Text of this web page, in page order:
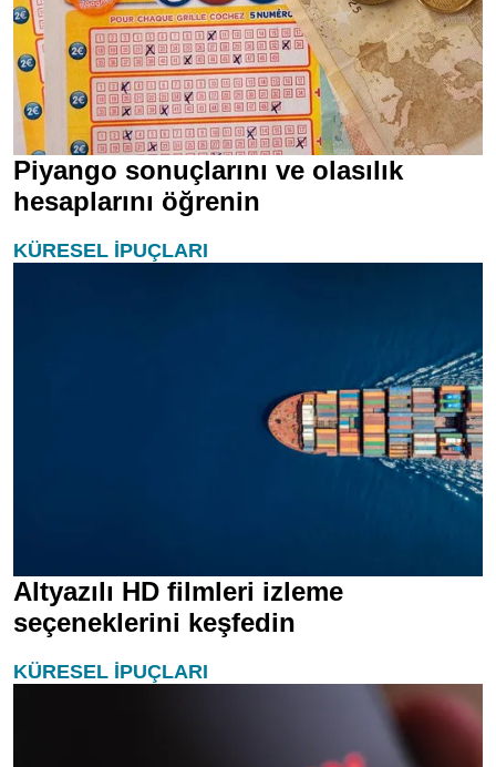
Piyango sonuçlarını ve olasılık
hesaplarını öğrenin
KÜRESEL İPUÇLARI
Altyazılı HD filmleri izleme
seçeneklerini keşfedin
KÜRESEL İPUÇLARI